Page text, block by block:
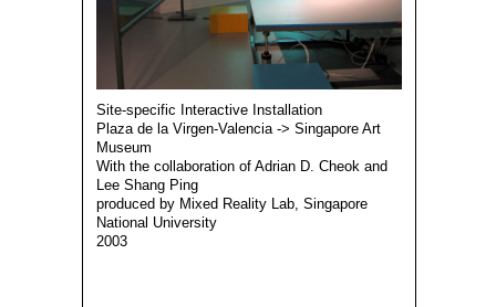
Site-specific Interactive Installation
Plaza de la Virgen-Valencia -> Singapore Art
Museum
With the collaboration of Adrian D. Cheok and
Lee Shang Ping
produced by Mixed Reality Lab, Singapore
National University
2003